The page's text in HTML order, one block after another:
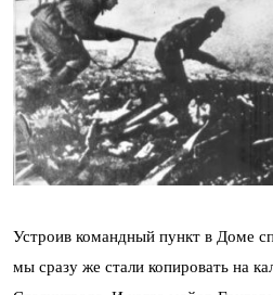
Устроив командный пункт в Доме
мы сразу же стали копировать на